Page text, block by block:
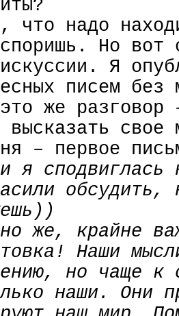
что надо
Но вот
Я
писем без
же разговор
высказать
– первое
я сподвиглась
обсудить,
же, крайне
Наши
но чаще к
наши. Они